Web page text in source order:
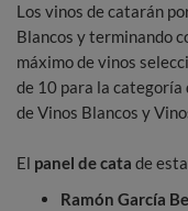
Los vinos de catarán
Blancos y terminando
máximo de vinos
de 10 para la categoría
de Vinos Blancos y
El panel de cata de
Ramón García